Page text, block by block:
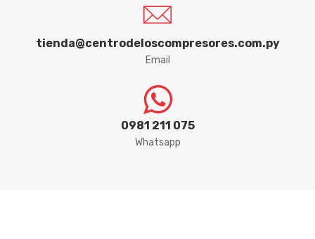
GOLDtienda@centrodeloscompresores.com.py
Email
0981 211 075
Whatsapp